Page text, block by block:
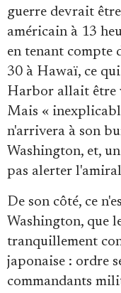
guerre devrait
américain à 13
en tenant compte
30 à Hawaï, ce
Harbor allait être
Mais «
n'arrivera à son
Washington, et,
pas alerter
De son côté, ce
Washington, que
tranquillement
japonaise : ordre
commandants